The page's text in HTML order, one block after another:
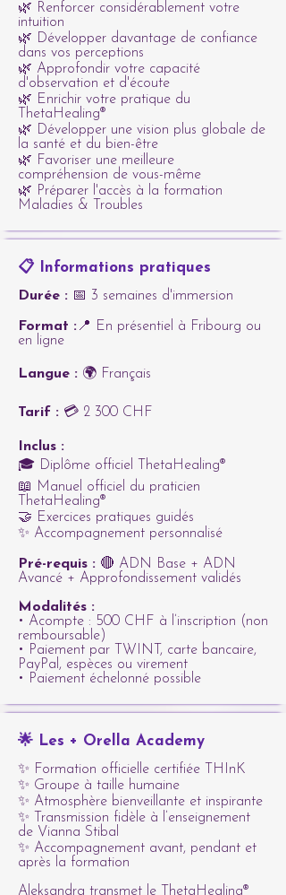
🌿 Renforcer considérablement votre
intuition
🌿 Développer davantage de confiance
dans vos perceptions
🌿 Approfondir votre capacité
d'observation et d'écoute
🌿 Enrichir votre pratique du
ThetaHealing®
🌿 Développer une vision plus globale de
la santé et du bien-être
🌿 Favoriser une meilleure
compréhension de vous-même
🌿 Préparer l'accès à la formation
Maladies & Troubles
📋 Informations pratiques
Durée : 📅 3 semaines d'immersion
Format :📍 En présentiel à Fribourg ou
en ligne
Langue : 🌍 Français
Tarif : 💳 2 300 CHF
Inclus :
🎓 Diplôme officiel ThetaHealing®
📖 Manuel officiel du praticien
ThetaHealing®
🤝 Exercices pratiques guidés
✨ Accompagnement personnalisé
Pré-requis : 🔴 ADN Base + ADN
Avancé + Approfondissement validés
Modalités :
• Acompte : 500 CHF à l’inscription (non
remboursable)
• Paiement par TWINT, carte bancaire,
PayPal, espèces ou virement
• Paiement échelonné possible
🌟 Les + Orella Academy
✨ Formation officielle certifiée THInK
✨ Groupe à taille humaine
✨ Atmosphère bienveillante et inspirante
✨ Transmission fidèle à l’enseignement
de Vianna Stibal
✨ Accompagnement avant, pendant et
après la formation
Aleksandra transmet le ThetaHealing®